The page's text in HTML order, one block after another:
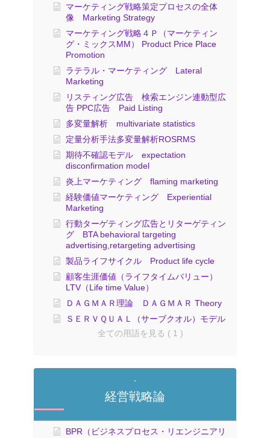
マーケティング戦略策定プロセスの全体
像 Marketing Strategy
マーケティング戦略４Ｐ（マーケティン
グ・ミックスMM） Product Price Place
Promotion
ラテラル・マーケティング Lateral
Marketing
リスティング広告 検索エンジン連動型広
告 PPC広告 Paid Listing
多変量解析 multivariate statistics
定量分析手法多変量解析ROSRMS
期待不確認モデル expectation
disconfirmation model
炎上マーケティング flaming marketing
経験価値マーケティング Experiential
Marketing
行動ターゲティング広告とリターゲティン
グ BTA behavioral targeting
advertising,retargeting advertising
製品ライフサイクル Product life cycle
顧客生涯価値（ライフタイムバリュー）
LTV（Life time Value）
ＤＡＧＭＡＲ理論 ＤＡＧＭＡＲ Theory
ＳＥＲＶＱＵＡＬ（サーブクオル）モデル
全ての用語を見る ( 1 )
経営戦略論
BPR（ビジネスプロセス・リエンジニアリ